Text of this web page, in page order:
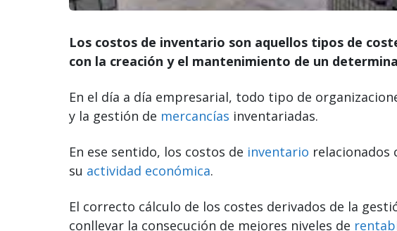
Los costos de inventario son aquellos tipos de
con la creación y el mantenimiento de un
En el día a día empresarial, todo tipo de
y la gestión de mercancías inventariadas.
En ese sentido, los costos de inventario relacionados
su actividad económica.
El correcto cálculo de los costes derivados de la
conllevar la consecución de mejores niveles de